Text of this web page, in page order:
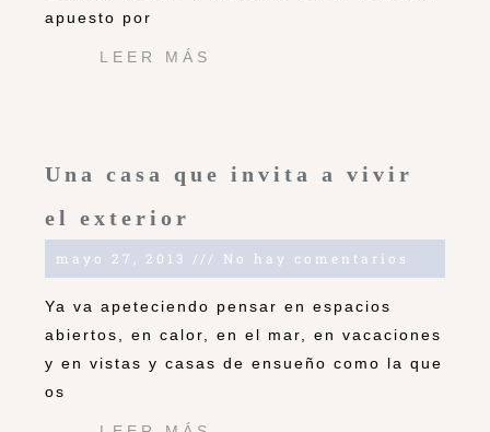
apuesto por
LEER MÁS
Una casa que invita a vivir
el exterior
mayo 27, 2013 No hay comentarios
Ya va apeteciendo pensar en espacios
abiertos, en calor, en el mar, en vacaciones
y en vistas y casas de ensueño como la que
os